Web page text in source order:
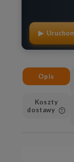
▶
Opis
Koszty
dostawy
Cena nie